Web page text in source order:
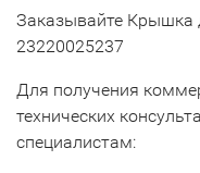
Заказывайте Крышка
23220025237
Для получения
технических
специалистам: